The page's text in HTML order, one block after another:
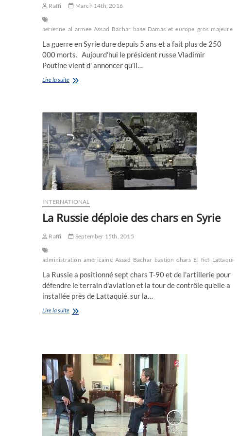
Raffi March 14th, 2016
aerienne al armee Assad Bachar base Damas et europe gros majeure
La guerre en Syrie dure depuis 5 ans et a fait plus de 250
000 morts. Aujourd'hui le président russe Vladimir
Poutine vient d' annoncer qu'il…
Lire la suiteLe
a
annoncé
le
retrait
de
l’armée
russe
Syrie
INTERNATIONAL
La Russie déploie des chars en Syrie
Raffi September 15th, 2015
administration américaine Assad Bachar bastion chars El fief Lattaquié
La Russie a positionné sept chars T-90 et de l'artillerie pour
défendre le terrain d'aviation et la tour de contrôle qu'elle a
installée près de Lattaquié, sur la…
Lire la suiteLa
en
Syrie